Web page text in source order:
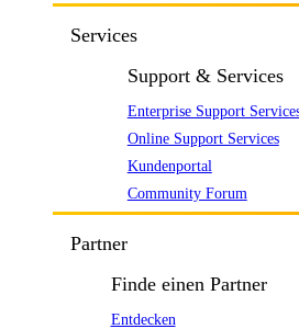
Services
Support & Services
Enterprise Support
Online Support Services
Kundenportal
Community Forum
Partner
Finde einen Partner
Entdecken